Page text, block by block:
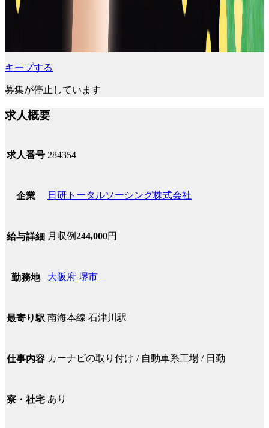
キープする
募集が停止しています
求人概要
求人番号 284354
企業 日研トータルソーシング株式会社
給与詳細 月収例244,000円
勤務地 大阪府 堺市
最寄り駅 南海本線 石津川駅
仕事内容 カーナビの取り付け / 自動車系工場 / 日勤
寮・社宅 あり